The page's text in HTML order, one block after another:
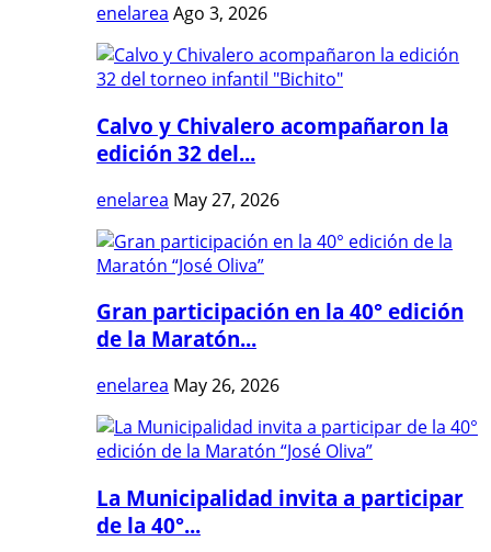
enelarea Ago 3, 2026
Calvo y Chivalero acompañaron la
edición 32 del...
enelarea May 27, 2026
Gran participación en la 40° edición
de la Maratón...
enelarea May 26, 2026
La Municipalidad invita a participar
de la 40°...